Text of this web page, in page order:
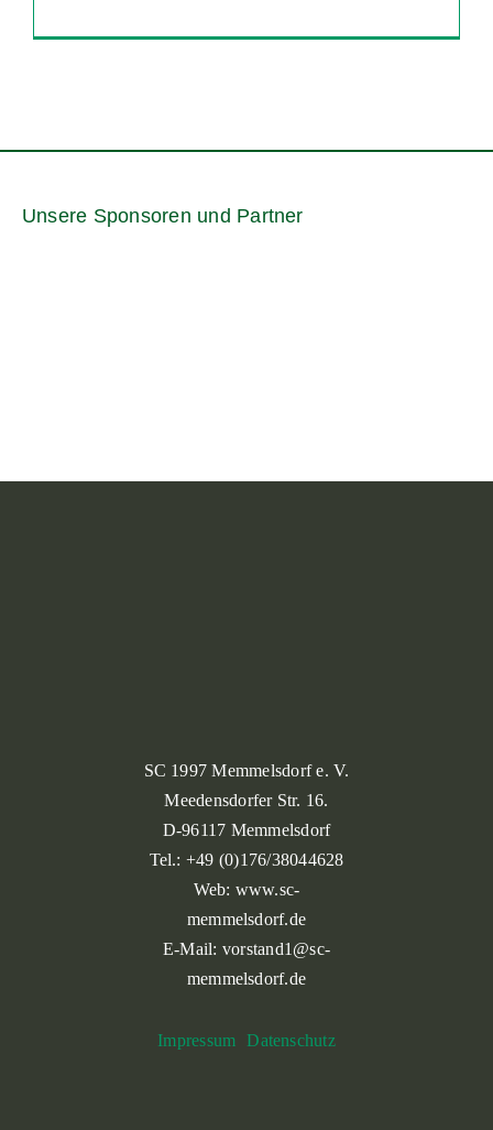
Unsere Sponsoren und Partner
SC 1997 Memmelsdorf e. V.
Meedensdorfer Str. 16.
D-96117 Memmelsdorf
Tel.: +49 (0)176/38044628
Web: www.sc-
memmelsdorf.de
E-Mail: vorstand1@sc-
memmelsdorf.de
Impressum Datenschutz